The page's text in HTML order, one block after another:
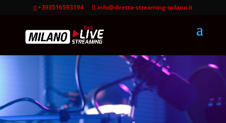
+393516593194 info@diretta-streaming-milano.it